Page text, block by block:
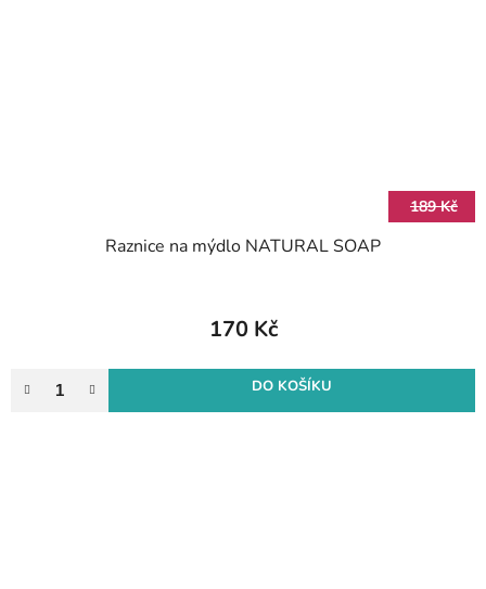
189 Kč
Raznice na mýdlo NATURAL SOAP
170 Kč
DO KOŠÍKU